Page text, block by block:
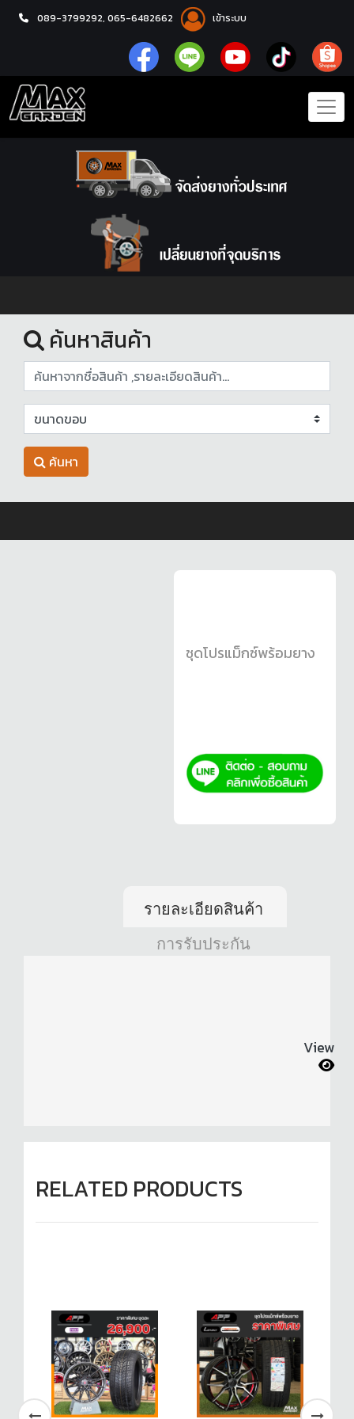
089-3799292, 065-6482662 เข้าระบบ
หน้าแรก
ค้นหาสินค้า
ค้นหา
ชุดโปรแม็กซ์พร้อมยาง
รายละเอียดสินค้า
การรับประกัน
View
RELATED PRODUCTS